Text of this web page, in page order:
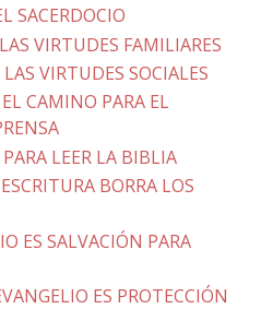
SACERDOCIO
VIRTUDES FAMILIARES
VIRTUDES SOCIALES
CAMINO PARA EL
LEER LA BIBLIA
BORRA LOS
ES SALVACIÓN PARA
ES PROTECCIÓN